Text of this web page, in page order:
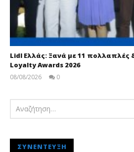
Lidl Ελλάς: Ξανά με 11 πολλαπλές
Loyalty Awards 2026
08/08/2026
0
ΣΥΝΈΝΤΕΥΞΗ